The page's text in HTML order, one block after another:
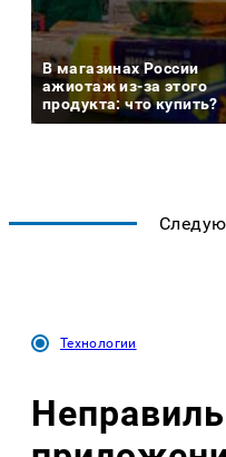
В магазинах России
ажиотаж из-за этого
продукта: что купить?
Технологии